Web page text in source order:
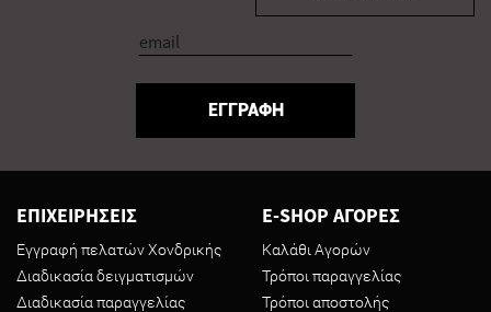
ΕΓΓΡΑΦΗ
ΕΠΙΧΕΙΡΗΣΕΙΣ
Εγγραφή πελατών Χονδρικής
Διαδικασία δειγματισμών
Διαδικασία παραγγελίας
E-SHOP ΑΓΟΡΕΣ
Καλάθι Αγορών
Τρόποι παραγγελίας
Τρόποι αποστολής